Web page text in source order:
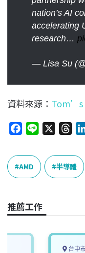
nation’s AI
accelerating
research…
— Lisa Su
資料來源： Tom’s
c
e
b
o
k
e
r
e
a
AMD 半導體
推薦工作
台中